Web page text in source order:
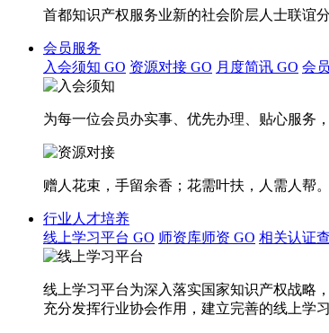
首都知识产权服务业新的社会阶层人士联谊
会员服务
入会须知 GO 资源对接 GO 月度简讯 GO 会
为每一位会员办实事、优先办理、贴心服务
赠人花束，手留余香；花需叶扶，人需人帮
行业人才培养
线上学习平台 GO 师资库师资 GO 相关认证
线上学习平台为深入落实国家知识产权战略
充分发挥行业协会作用，建立完善的线上学习